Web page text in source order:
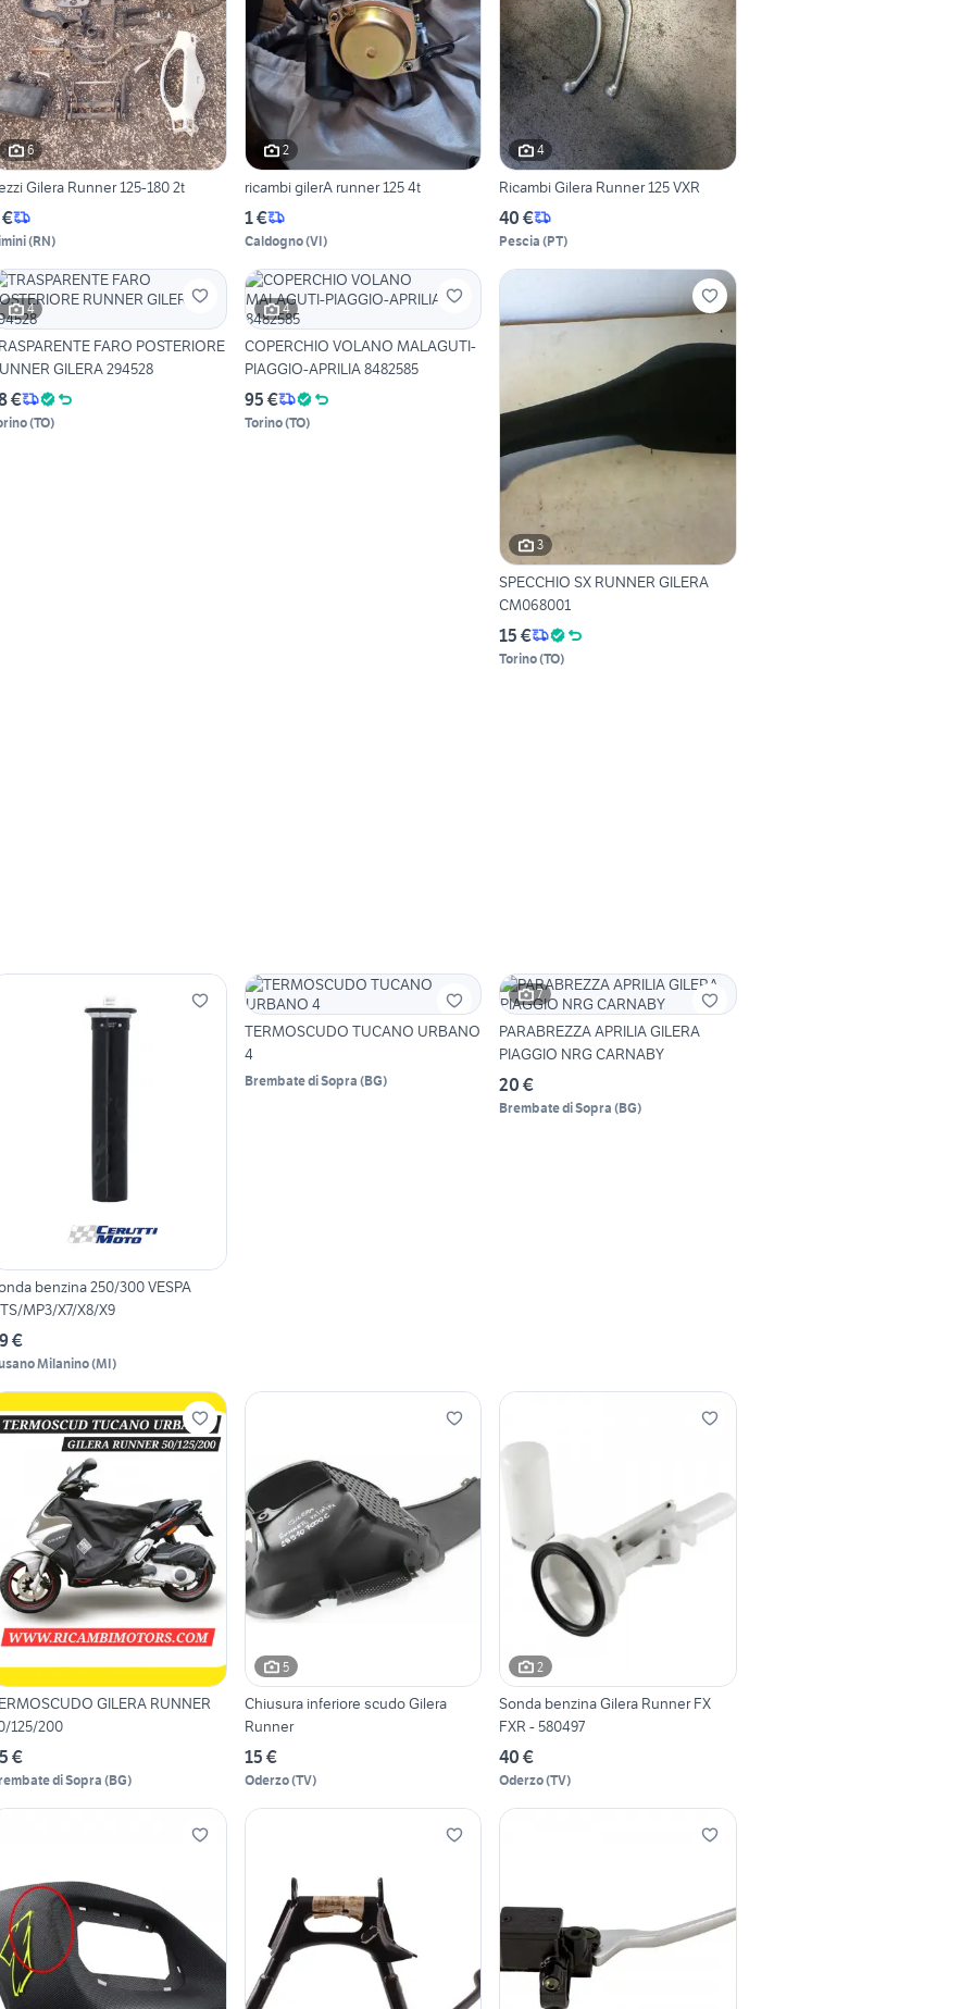
6
Gilera Runner 125-180 2t
(RN)
2
ricambi gilerA runner 125 4t
1 €
Caldogno(VI)
4
Ricambi Gilera Runner 125 VXR
40 €
Pescia (PT)
4
FARO POSTERIORE
GILERA 294528
€
(TO)
4
COPERCHIO VOLANO MALAGUTI-
PIAGGIO-APRILIA 8482585
95 €
Torino(TO)
3
SPECCHIO SX RUNNER GILERA
CM068001
15 €
Torino(TO)
benzina 250/300 VESPA
MP3/X7/X8/X9
€
Milanino(MI)
TERMOSCUDO TUCANO URBANO
4
Brembate di Sopra (BG)
7
PARABREZZA APRILIA GILERA
PIAGGIO NRG CARNABY
20 €
Brembate di Sopra (BG)
GILERA RUNNER
125/200
€
di Sopra (BG)
5
Chiusura inferiore scudo Gilera
Runner
15 €
Oderzo(TV)
2
Sonda benzina Gilera Runner FX
FXR - 580497
40 €
Oderzo(TV)